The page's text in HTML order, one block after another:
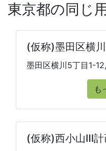
東京都の同じ
(仮称)墨田区横
墨田区横川5丁目1-
も
(仮称)西小山Ⅲ計